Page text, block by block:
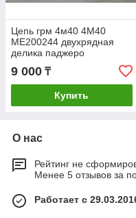
Цепь грм 4м40 4M40
ME200244 двухрядная
делика паджеро
митсубиши mitsubishi
митсубиси запчасти delica
pajero
9 000 ₸
Купить
О нас
Рейтинг не
Менее 5 отзывов за
Работает с